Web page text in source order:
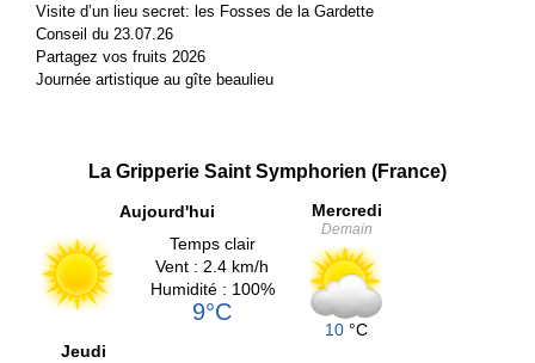
Visite d’un lieu secret: les Fosses de la Gardette
Conseil du 23.07.26
Partagez vos fruits 2026
Journée artistique au gîte beaulieu
La Gripperie Saint Symphorien (France)
Aujourd'hui
Temps clair
Vent : 2.4 km/h
Humidité : 100%
9°C
Mercredi
Demain
10 °C
Jeudi